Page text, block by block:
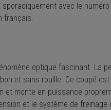
avec le
français.
optique fascinant. La
et sans rouille. Ce coupé
et monte en puissance
et le système de